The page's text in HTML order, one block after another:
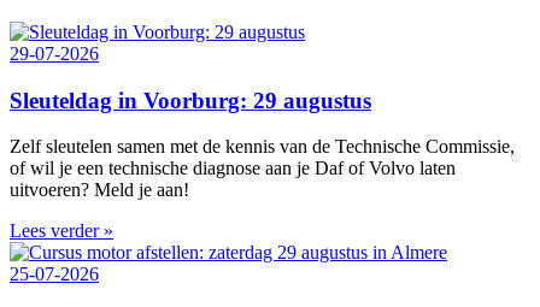
29-07-2026
Sleuteldag in Voorburg: 29 augustus
Zelf sleutelen samen met de kennis van de Technische Commissie,
of wil je een technische diagnose aan je Daf of Volvo laten
uitvoeren? Meld je aan!
Lees verder »
25-07-2026